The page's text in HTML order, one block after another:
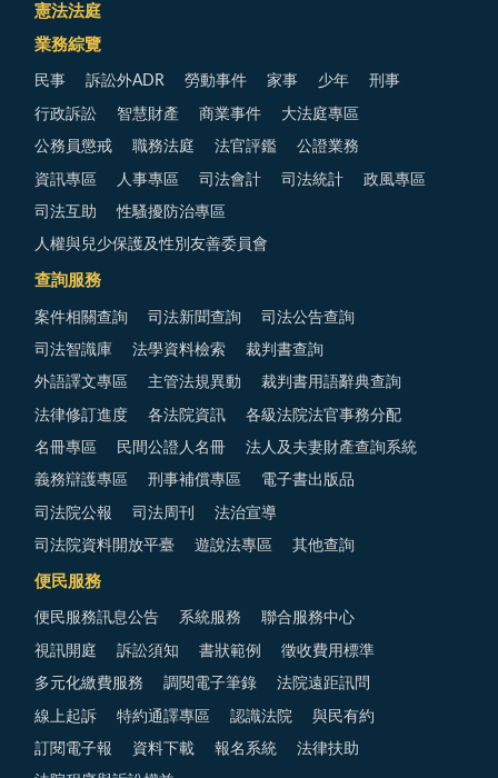
憲法法庭
業務綜覽
民事 訴訟外ADR 勞動事件 家事 少年 刑事
行政訴訟 智慧財產 商業事件 大法庭專區
公務員懲戒 職務法庭 法官評鑑 公證業務
資訊專區 人事專區 司法會計 司法統計 政風專區
司法互助 性騷擾防治專區
人權與兒少保護及性別友善委員會
查詢服務
案件相關查詢 司法新聞查詢 司法公告查詢
司法智識庫 法學資料檢索 裁判書查詢
外語譯文專區 主管法規異動 裁判書用語辭典查詢
法律修訂進度 各法院資訊 各級法院法官事務分配
名冊專區 民間公證人名冊 法人及夫妻財產查詢系統
義務辯護專區 刑事補償專區 電子書出版品
司法院公報 司法周刊 法治宣導
司法院資料開放平臺 遊說法專區 其他查詢
便民服務
便民服務訊息公告 系統服務 聯合服務中心
視訊開庭 訴訟須知 書狀範例 徵收費用標準
多元化繳費服務 調閱電子筆錄 法院遠距訊問
線上起訴 特約通譯專區 認識法院 與民有約
訂閱電子報 資料下載 報名系統 法律扶助